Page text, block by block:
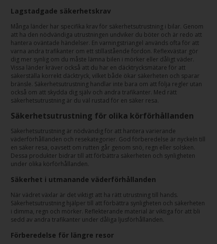
Lagstadgade säkerhetskrav
Många länder har specifika krav för säkerhetsutrustning i bilar. Genom
att ha den nödvändiga utrustningen undviker du böter och är redo att
hantera oväntade händelser. En varningstriangel används ofta för att
varna andra trafikanter om ett stillastående fordon. Reflexvästar gör
dig mer synlig om du måste lämna bilen i mörker eller dåligt väder.
Vissa länder kräver också att du har en däcktrycksmätare för att
säkerställa korrekt däcktryck, vilket både ökar säkerheten och sparar
bränsle. Säkerhetsutrustning handlar inte bara om att följa regler utan
också om att skydda dig själv och andra trafikanter. Med rätt
säkerhetsutrustning är du väl rustad för en säker resa.
Säkerhetsutrustning för olika körförhållanden
Säkerhetsutrustning är nödvändig för att hantera varierande
väderförhållanden och resekategorier. God förberedelse är nyckeln till
en säker resa, oavsett om rutten går genom snö, regn eller solsken.
Dessa produkter bidrar till att förbättra säkerheten och synligheten
under olika körförhållanden.
Säkerhet i utmanande väderförhållanden
När vädret växlar är det viktigt att ha rätt utrustning till hands.
Säkerhetsutrustning hjälper till att förbättra synligheten och säkerheten
i dimma, regn och mörker. Reflekterande material är viktiga för att bli
sedd av andra trafikanter under dåliga ljusförhållanden.
Förberedelse för längre resor